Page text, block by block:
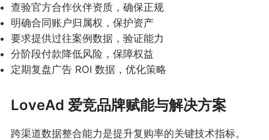
查验官方合作伙伴资质，确保正规
明确合同账户归属权，保护资产
要求提供过往案例数据，验证能力
分阶段付款降低风险，保障权益
定期复盘广告 ROI 数据，优化策略
LoveAd 爱竞品牌赋能与解决方案
跨渠道数据整合能力是提升复购率的关键技术指标。